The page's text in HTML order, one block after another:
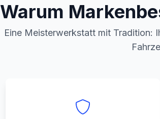
Warum
Eine Meisterwerkstatt mit Tradition: